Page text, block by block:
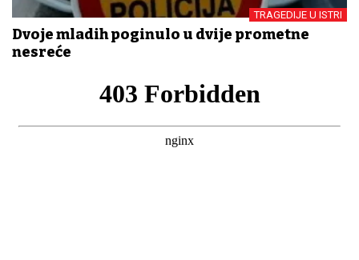
TRAGEDIJE U ISTRI
Dvoje mladih poginulo u dvije prometne
nesreće